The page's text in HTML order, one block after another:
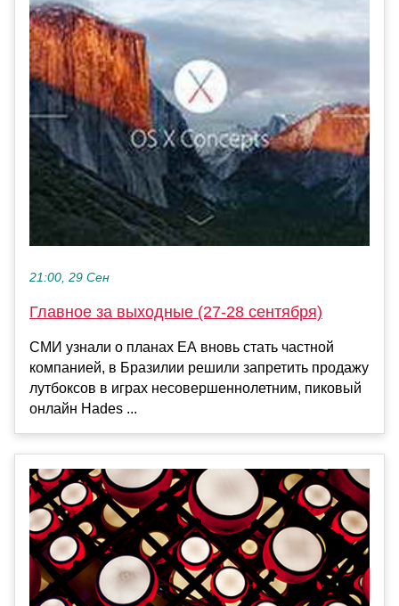
21:00, 29 Сен
Главное за выходные (27-28 сентября)
СМИ узнали о планах EA вновь стать частной
компанией, в Бразилии решили запретить продажу
лутбоксов в играх несовершеннолетним, пиковый
онлайн Hades ...